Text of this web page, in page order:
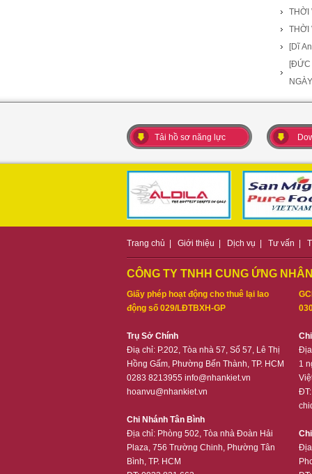
THỜI
THỜI
[Dĩ
[ĐỨC
NGÀY
Tải hồ sơ năng lực
Trang chủ Giới thiệu Dịch vụ Tư vấn
CÔNG TY TNHH CUNG ỨNG
Giấy phép hoạt động cho thuê lại lao
động số 029/LĐTBXH-GP
Trụ Sở Chính
Điạ chỉ: P.202, Tòa nhà 57, Số 57, Lê Thị
Hồng Gấm, Phường Bến Thành, TP. HCM
0283 8213955 info@nhankiet.vn
hoanvu@nhankiet.vn
Chi Nhánh Tân Bình
Địa chỉ: Phòng 502, Tòa nhà Đoàn Hải
Plaza, 756 Trường Chinh, Phường Tân
Bình, TP. HCM
1